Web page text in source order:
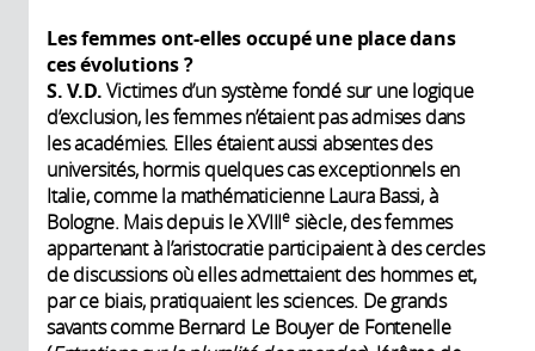
Les femmes ont-elles occupé une place dans
ces évolutions ?
S. V.D.Victimes d’un système fondé sur une logique
d’exclusion, les femmes n’étaient pas admises dans
les académies. Elles étaient aussi absentes des
universités, hormis quelques cas exceptionnels en
Italie, comme la mathématicienne Laura Bassi, à
Bologne. Mais depuis le XVIIIe siècle, des femmes
appartenant à l’aristocratie participaient à des cercles
de discussions où elles admettaient des hommes et,
par ce biais, pratiquaient les sciences. De grands
savants comme Bernard Le Bouyer de Fontenelle